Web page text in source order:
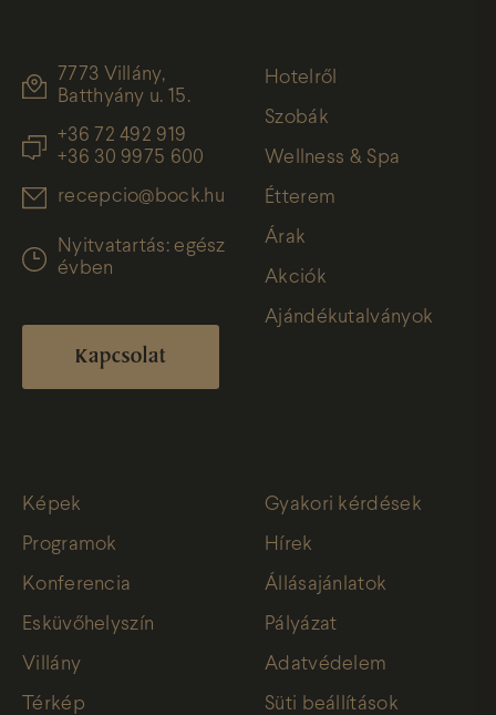
7773 Villány,
Batthyány u. 15.
+36 72 492 919
+36 30 9975 600
recepcio@bock.hu
Nyitvatartás: egész
évben
Kapcsolat
Hotelről
Szobák
Wellness & Spa
Étterem
Árak
Akciók
Ajándékutalványok
Képek
Programok
Konferencia
Esküvőhelyszín
Villány
Térkép
Gyakori kérdések
Hírek
Állásajánlatok
Pályázat
Adatvédelem
Süti beállítások